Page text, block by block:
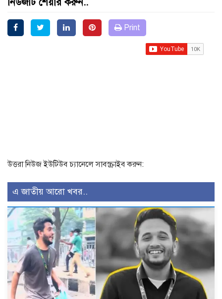
Print
উত্তরা নিউজ ইউটিউব চ্যানেলে সাবস্ক্রাইব করুন:
এ জাতীয় আরো খবর..